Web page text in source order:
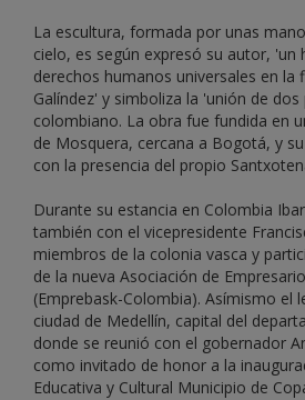
La escultura, formada por unas
cielo, es según expresó su autor, 'un
derechos humanos universales en la
Galíndez' y simboliza la 'unión de
colombiano. La obra fue fundida en
de Mosquera, cercana a Bogotá, y
con la presencia del propio
Durante su estancia en Colombia
también con el vicepresidente
miembros de la colonia vasca y
de la nueva Asociación de
(Emprebask-Colombia). Asímismo el
ciudad de Medellín, capital del
donde se reunió con el gobernador
como invitado de honor a la
Educativa y Cultural Municipio de